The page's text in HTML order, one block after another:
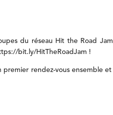
du réseau Hit the Road Jam
bit.ly/HitTheRoadJam !
premier rendez-vous ensemble et